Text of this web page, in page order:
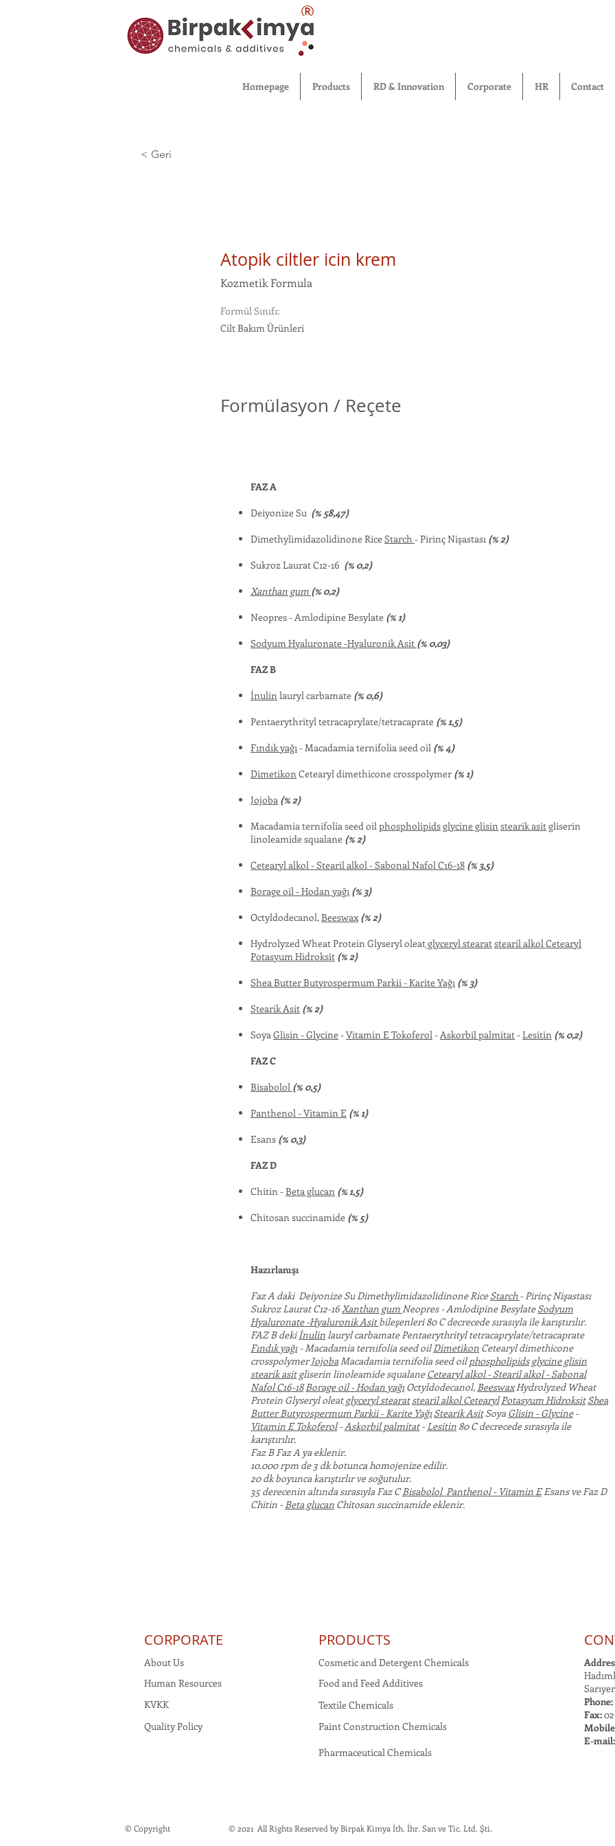
®
Homepage Products RD & Innovation Corporate HR Contact
< Geri
Atopik ciltler icin krem
Kozmetik Formula
Formül Sınıfı:
Cilt Bakım Ürünleri
Formülasyon / Reçete
FAZ A
Deiyonize Su (% 58,47)
Dimethylimidazolidinone RiceStarch - Pirinç Nişastası (% 2)
Sukroz Laurat C12-16 (% 0,2)
Xanthan gum (% 0,2)
Neopres - Amlodipine Besylate (% 1)
Sodyum Hyaluronate -Hyaluronik Asit (% 0,03)
FAZ B
İnulinlauryl carbamate (% 0,6)
Pentaerythrityl tetracaprylate/tetracaprate (% 1,5)
Fındık yağı- Macadamia ternifolia seed oil (% 4)
DimetikonCetearyl dimethicone crosspolymer (% 1)
Jojoba (% 2)
Macadamia ternifolia seed oilphospholipidsglycine glisinstearik asitgliserin
linoleamide squalane (% 2)
Cetearyl alkol - Stearil alkol - Sabonal Nafol C16-18 (% 3,5)
Borage oil - Hodan yağı (% 3)
Octyldodecanol,Beeswax (% 2)
Hydrolyzed Wheat Protein Glyseryl oleatglyceryl stearatstearil alkol Cetearyl
Potasyum Hidroksit (% 2)
Shea Butter Butyrospermum Parkii - Karite Yağı (% 3)
Stearik Asit (% 2)
SoyaGlisin - Glycine-Vitamin E Tokoferol-Askorbil palmitat-Lesitin (% 0,2)
FAZ C
Bisabolol (% 0,5)
Panthenol - Vitamin E (% 1)
Esans (% 0,3)
FAZ D
Chitin -Beta glucan (% 1,5)
Chitosan succinamide (% 5)
Hazırlanışı
Faz A daki Deiyonize Su Dimethylimidazolidinone RiceStarch- Pirinç Nişastası
Sukroz Laurat C12-16Xanthan gum Neopres - Amlodipine Besylate Sodyum
Hyaluronate -Hyaluronik Asit bileşenleri 80 C decrecede sırasıyla ile karıştırılır.
FAZ B dekiİnulinlauryl carbamate Pentaerythrityl tetracaprylate/tetracaprate
Fındık yağı- Macadamia ternifolia seed oilDimetikon Cetearyl dimethicone
crosspolymerJojobaMacadamia ternifolia seed oilphospholipids glycine glisin
stearik asitgliserin linoleamide squalaneCetearyl alkol - Stearil alkol - Sabonal
Nafol C16-18 Borage oil - Hodan yağıOctyldodecanol, BeeswaxHydrolyzed Wheat
Protein Glyseryl oleatglyceryl stearatstearil alkol Cetearyl Potasyum Hidroksit Shea
Butter Butyrospermum Parkii - Karite Yağı Stearik AsitSoya Glisin - Glycine-
Vitamin E Tokoferol-Askorbil palmitat-Lesitin 80 C decrecede sırasıyla ile
karıştırılır.
Faz B Faz A ya eklenir.
10.000 rpm de 3 dk botunca homojenize edilir.
20 dk boyunca karıştırlır ve soğutulur.
35 derecenin altında sırasıyla Faz CBisabolol Panthenol - Vitamin EEsans ve Faz D
Chitin -Beta glucan Chitosan succinamide eklenir.
CORPORATE
About Us
Human Resources
KVKK
Quality Policy
PRODUCTS
Cosmetic and Detergent Chemicals
Food and Feed Additives
Textile Chemicals
Paint Construction Chemicals
Pharmaceutical Chemicals
Phone:
Fax:
E-
© Copyright © 2021 All Rights Reserved by Birpak Kimya İth. İhr. San ve Tic. Ltd. Şti.